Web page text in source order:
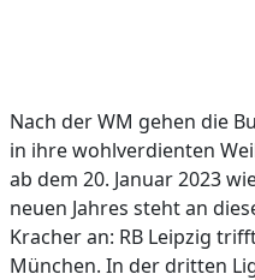
Nach der WM gehen die
in ihre wohlverdienten
ab dem 20. Januar 2023
neuen Jahres steht an
Kracher an: RB Leipzig
München. In der dritten